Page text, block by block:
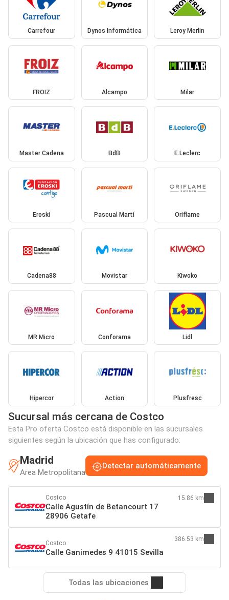
Carrefour Dynos Informática Leroy Merlin
FROIZ Alcampo Milar
Master Cadena BdB E.Leclerc
Eroski Pascual Martí Oriflame
Cadena88 Movistar Kiwoko
MR Micro Conforama Lidl
Hipercor Action Plusfresc
Sucursal más cercana de Costco
Esta Pro oferta Costco está disponible en las sucursales
siguientes según la ubicación que has configurado:
Madrid
Area Metropolitana
Detectar automáticamente
Costco
Calle Agustín de Betancourt 17
28906 Getafe
15.86 km
Costco
Calle Ganimedes 9 41015 Sevilla
386.53 km
Todas las ubicaciones